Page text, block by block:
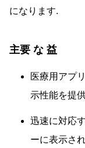
になります.
主要 な 益
医療用アプ
示性能を提
迅速に対応
ーに表示さ